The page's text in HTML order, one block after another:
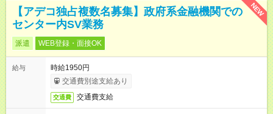
NEW
【アデコ独占複数名募集】政府系金融機関での
センター内SV業務
派遣 WEB登録・面接OK
給与
時給1950円
交通費別途支給あり
交通費 交通費支給